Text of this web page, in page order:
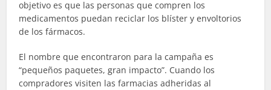
objetivo es que las personas que compren los
medicamentos puedan reciclar los blíster y envoltorios
de los fármacos.
El nombre que encontraron para la campaña es
“pequeños paquetes, gran impacto”. Cuando los
compradores visiten las farmacias adheridas al